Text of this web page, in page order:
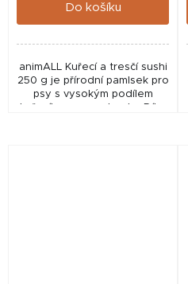
Do košíku
animALL Kuřecí a tresčí sushi
250 g je přírodní pamlsek pro
psy s vysokým podílem
kuřecího masa a tresky. Díky